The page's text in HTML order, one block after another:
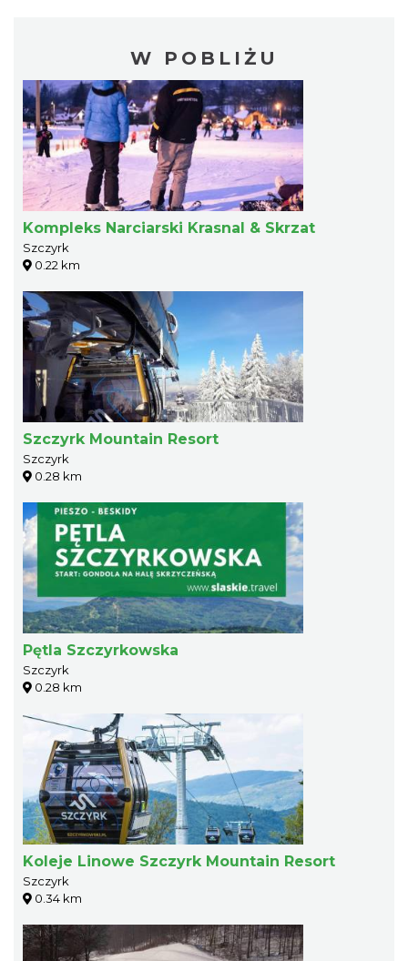
W POBLIŻU
Kompleks Narciarski Krasnal & Skrzat
Szczyrk
0.22 km
Szczyrk Mountain Resort
Szczyrk
0.28 km
Pętla Szczyrkowska
Szczyrk
0.28 km
Koleje Linowe Szczyrk Mountain Resort
Szczyrk
0.34 km